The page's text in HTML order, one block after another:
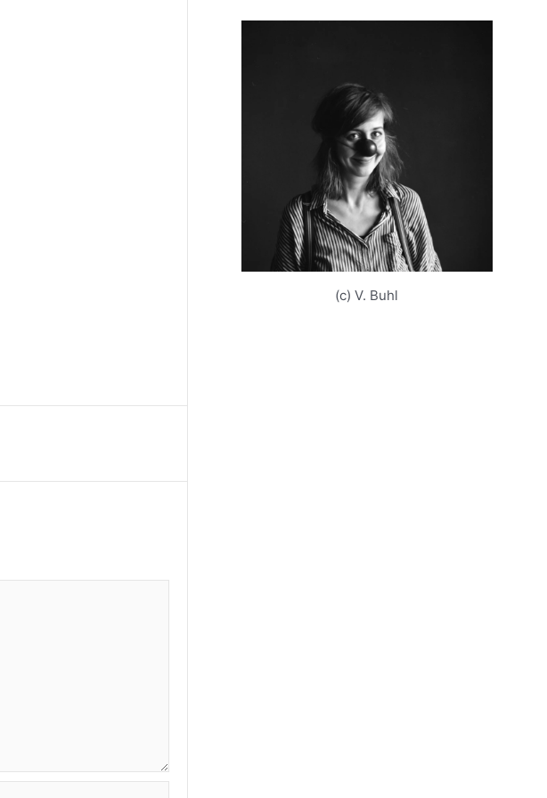
(c) V. Buhl